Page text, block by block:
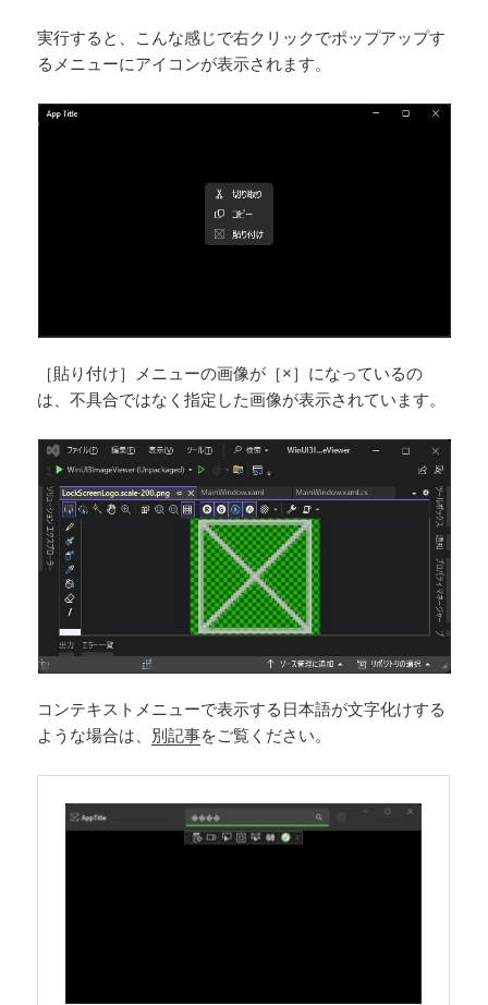
実行すると、こんな感じで右クリックでポップアップす
るメニューにアイコンが表示されます。
［貼り付け］メニューの画像が［×］になっているの
は、不具合ではなく指定した画像が表示されています。
コンテキストメニューで表示する日本語が文字化けする
ような場合は、 別記事をご覧ください。